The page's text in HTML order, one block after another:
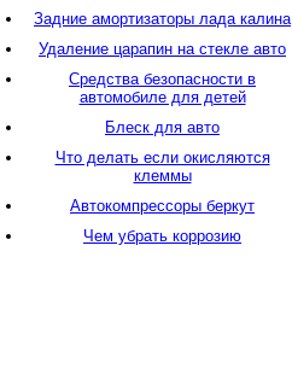
Задние амортизаторы лада калина
Удаление царапин на стекле авто
Средства безопасности в
автомобиле для детей
Блеск для авто
Что делать если окисляются
клеммы
Автокомпрессоры беркут
Чем убрать коррозию